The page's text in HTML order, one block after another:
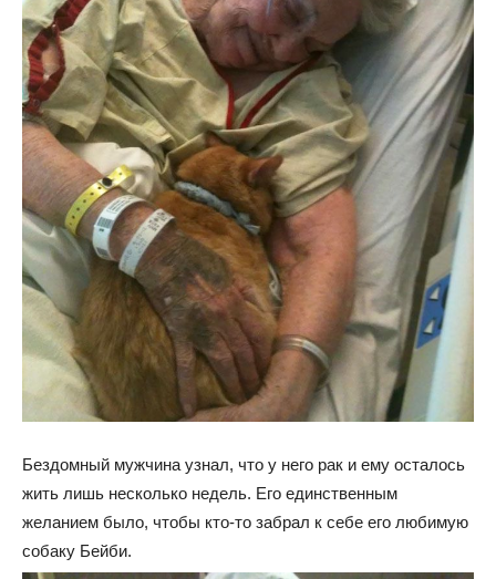
Бездомный мужчина узнал, что у него рак и ему осталось
жить лишь несколько недель. Его единственным
желанием было, чтобы кто-то забрал к себе его любимую
собаку Бейби.